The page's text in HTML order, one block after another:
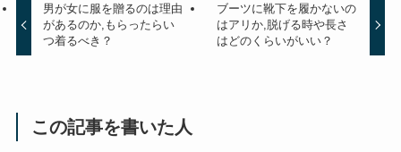
男が女に服を贈るのは理由
があるのか,もらったらい
つ着るべき？
ブーツに靴下を履かないの
はアリか,脱げる時や長さ
はどのくらいがいい？
この記事を書いた人